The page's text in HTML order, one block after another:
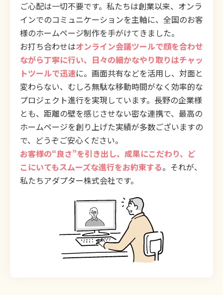
ご心配は一切不要です。私たちは創業以来、オンラ
インでのコミュニケーションを主軸に、全国のお客
様のホームページ制作を手がけてきました。
お打ち合わせはオンライン会議ツールで顔を合わせ
ながら丁寧に行い、日々の細かなやり取りはチャッ
トツールで迅速に。画面共有などを活用し、対面と
変わらない、むしろ無駄な移動時間がなく効率的な
プロジェクト進行を実現しています。長野の企業様
とも、距離の壁を感じさせない密な連携で、最高の
ホームページを創り上げた実績が多数ございますの
で、どうぞご安心ください。
お客様の“良さ”を引き出し、成果にこだわり、ど
こにいてもスムーズな進行をお約束する。それが、
私たちアダプター株式会社です。